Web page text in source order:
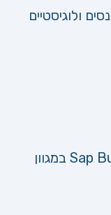
ולוגיסטיים
נסיון עשיר ביישום Sap Business One במגוון